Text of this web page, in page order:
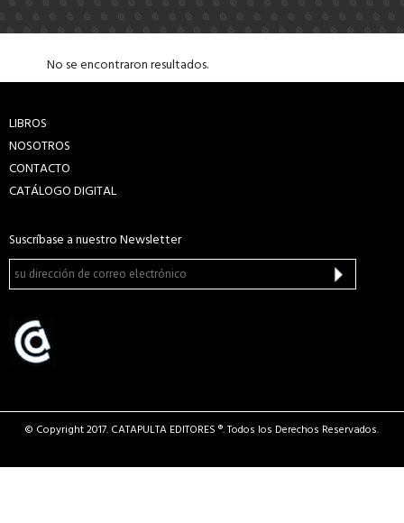
No se encontraron resultados.
LIBROS
NOSOTROS
CONTACTO
CATÁLOGO DIGITAL
Suscríbase a nuestro Newsletter
© Copyright 2017. CATAPULTA EDITORES ®. Todos los Derechos Reservados.